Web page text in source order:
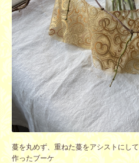
蔓を丸めず、重ねた蔓をアシストにして
作ったブーケ